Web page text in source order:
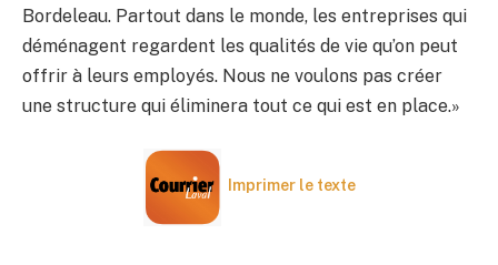
Bordeleau. Partout dans le monde, les entreprises qui
déménagent regardent les qualités de vie qu’on peut
offrir à leurs employés. Nous ne voulons pas créer
une structure qui éliminera tout ce qui est en place.»
Imprimer le texte